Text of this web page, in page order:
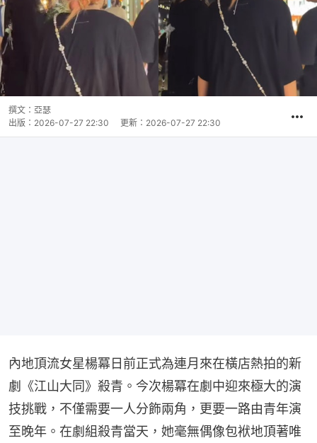
撰文： 亞瑟
出版： 2026-07-27 22:30 更新： 2026-07-27 22:30
內地頂流女星楊冪日前正式為連月來在橫店熱拍的新
劇《江山大同》殺青。今次楊冪在劇中迎來極大的演
技挑戰，不僅需要一人分飾兩角，更要一路由青年演
至晚年。在劇組殺青當天，她毫無偶像包袱地頂著唯